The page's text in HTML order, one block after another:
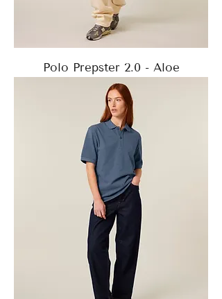
Polo Prepster 2.0 - Aloe